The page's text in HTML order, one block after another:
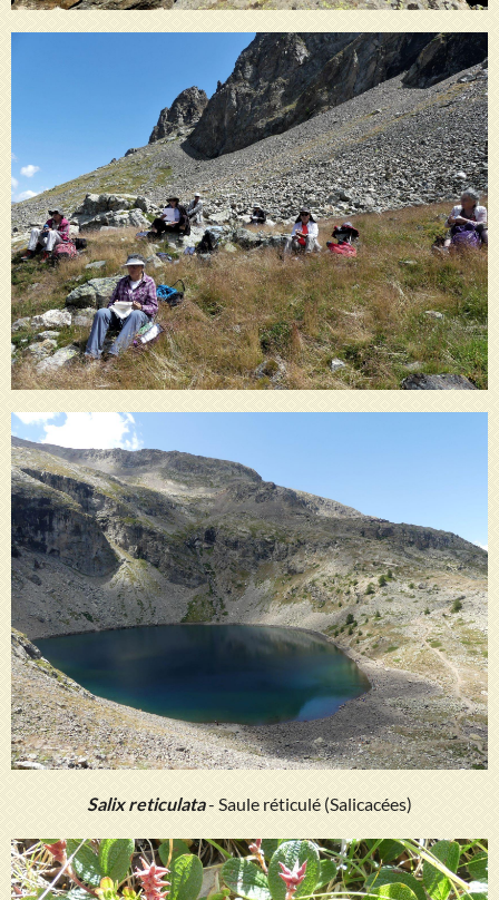
Salix reticulata- Saule réticulé (Salicacées)